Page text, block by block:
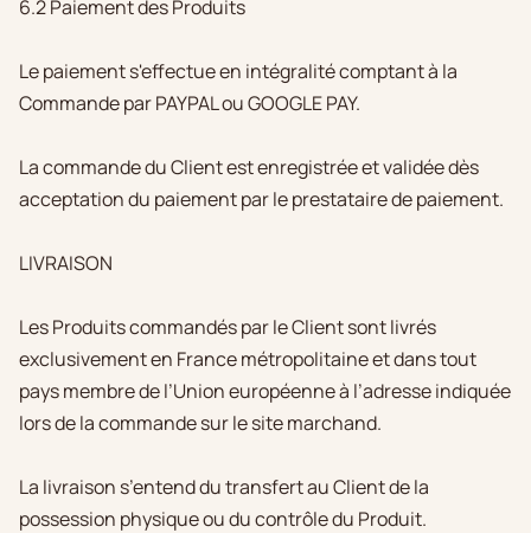
6.2 Paiement des Produits
Le paiement s'effectue en intégralité comptant à la
Commande par PAYPAL ou GOOGLE PAY.
La commande du Client est enregistrée et validée dès
acceptation du paiement par le prestataire de paiement.
LIVRAISON
Les Produits commandés par le Client sont livrés
exclusivement en France métropolitaine et dans tout
pays membre de l’Union européenne à l’adresse indiquée
lors de la commande sur le site marchand.
La livraison s’entend du transfert au Client de la
possession physique ou du contrôle du Produit.